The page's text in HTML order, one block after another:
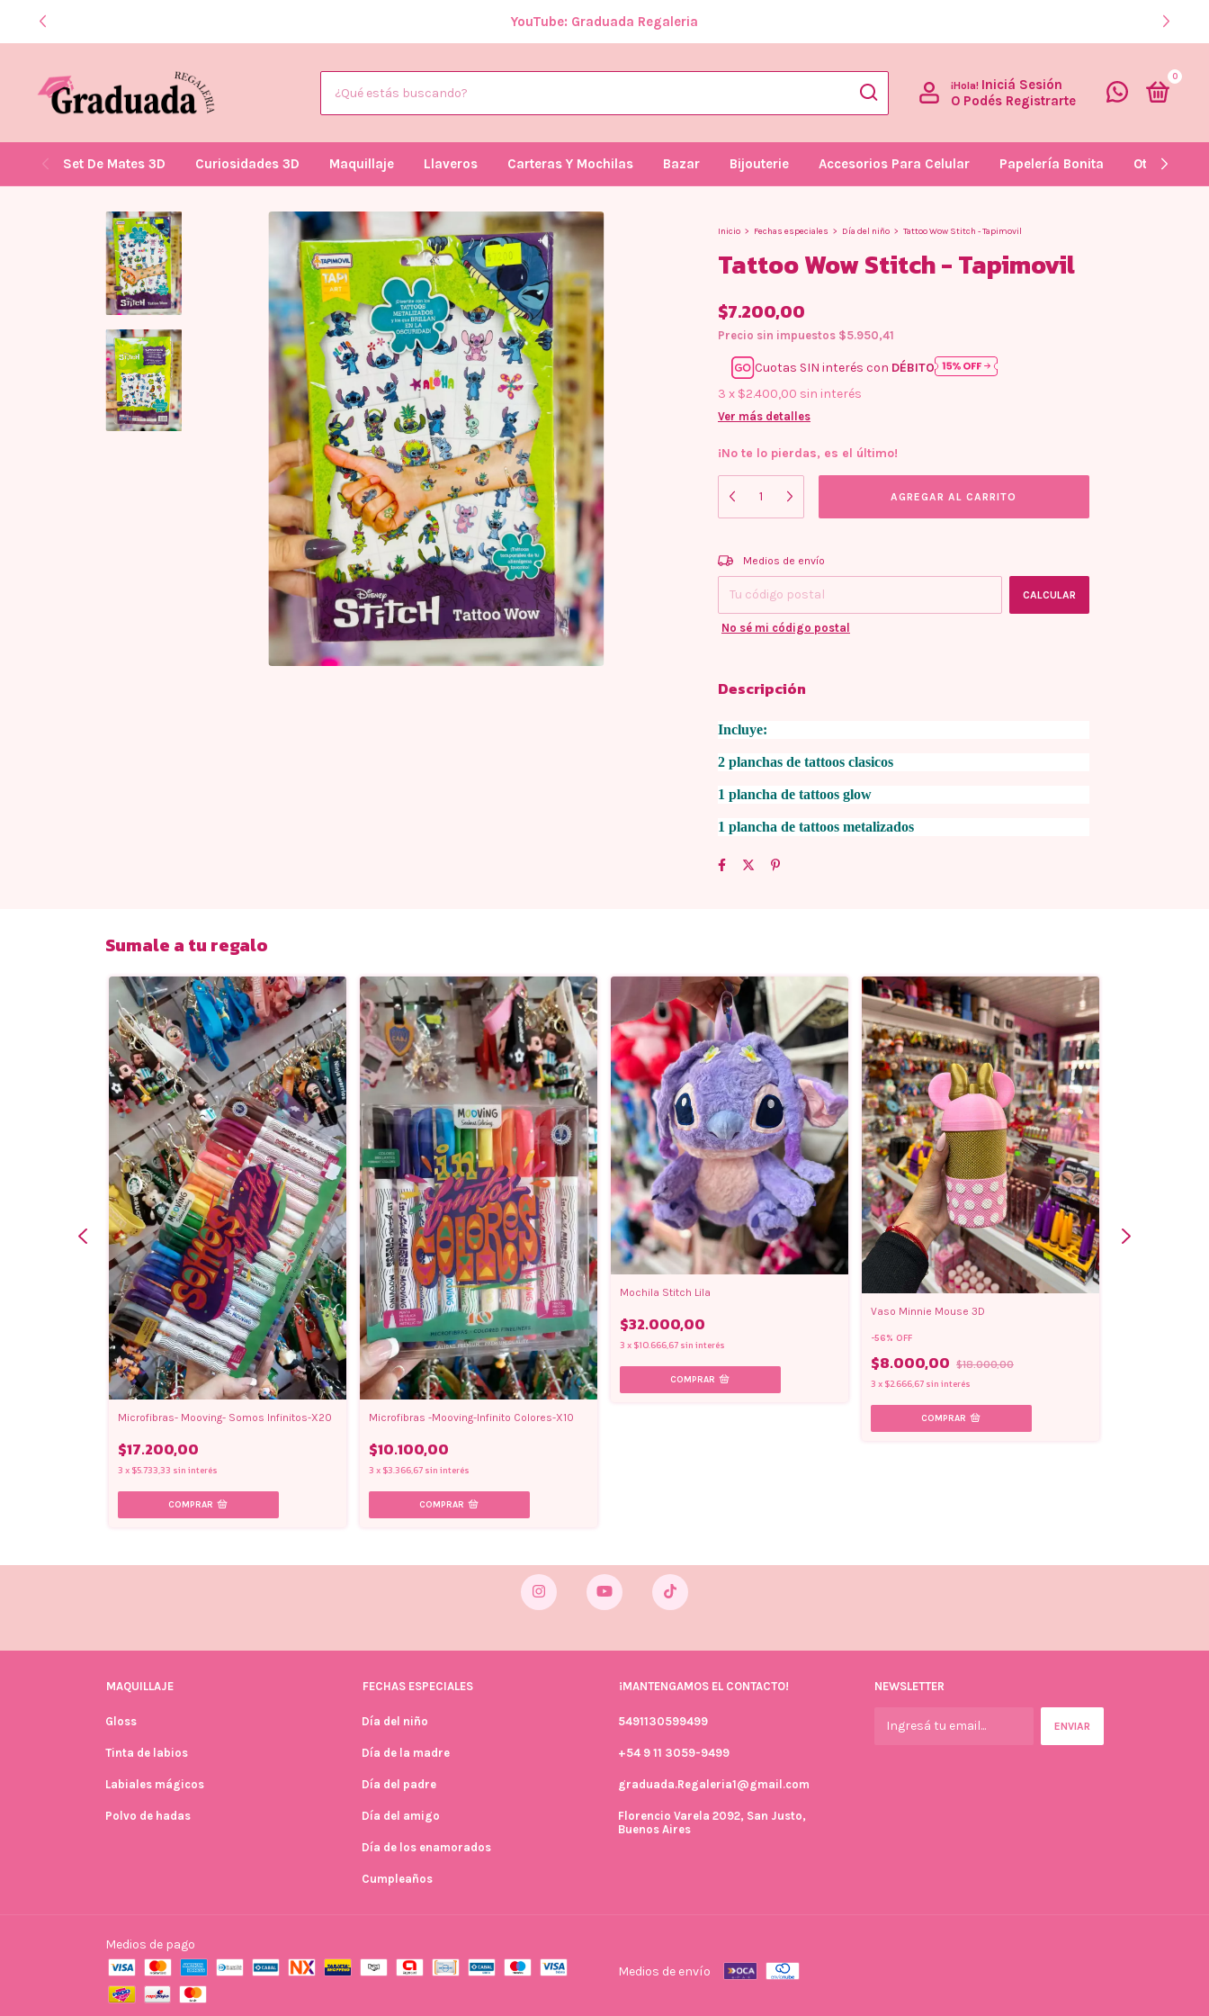
Graduada Regaleria IG:
¡Hola! Iniciá Sesión
O Podés Registrarte
0
Set De Mates 3D Curiosidades 3D Maquillaje Llaveros Carteras Y Mochilas Bazar Bijouterie Accesorios Para Celular Papelería Bonita Otras
Inicio > Fechas especiales > Día del niño > Tattoo Wow Stitch - Tapimovil
Tattoo Wow Stitch - Tapimovil
$7.200,00
Precio sin impuestos $5.950,41
Cuotas SIN interés con DÉBITO
3 x $2.400,00 sin interés
Ver más detalles
¡No te lo pierdas, es el último!
Entregas para el CP:
Medios de envío
CALCULAR
No sé mi código postal
Descripción
Incluye:
2 planchas de tattoos clasicos
1 plancha de tattoos glow
1 plancha de tattoos metalizados
Sumale a tu regalo
Microfibras- Mooving- Somos Infinitos-X20
$17.200,00
3 x $5.733,33 sin interés
Microfibras -Mooving-Infinito Colores-X10
$10.100,00
3 x $3.366,67 sin interés
Mochila Stitch Lila
$32.000,00
3 x $10.666,67 sin interés
Vaso Minnie Mouse 3D
-56% OFF
$8.000,00 $18.000,00
3 x $2.666,67 sin interés
MAQUILLAJE
Gloss
Tinta de labios
Labiales mágicos
Polvo de hadas
FECHAS ESPECIALES
Día del niño
Día de la madre
Día del padre
Día del amigo
Día de los enamorados
Cumpleaños
¡MANTENGAMOS EL CONTACTO!
5491130599499
+54 9 11 3059-9499
graduada.Regaleria1@gmail.com
Florencio Varela 2092, San Justo,
Buenos Aires
NEWSLETTER
Medios de pago
Medios de envío